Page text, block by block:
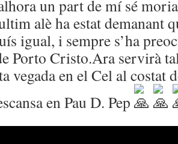
un part de mí sé
alè ha estat demanant
igual, i sempre s’ha
Porto Cristo.Ara servirà
vegada en el Cel al costat
en Pau D. Pep